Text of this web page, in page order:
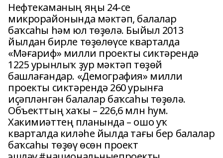
Нефтекаманың яңы 24-се
микрорайонында мәктәп, балалар
баҡсаһы һәм юл төҙөлә. Быйыл 2013
йылдан бирле төҙөлөүсе кварталда
«Мәғариф» милли проекты сиктәрендә
1225 урынлыҡ ҙур мәктәп төҙөй
башлағандар. «Демография» милли
проекты сиктәрендә 260 урынға
иҫәпләнгән балалар баҡсаһы төҙөлә.
Объекттың хаҡы – 226,6 млн һум.
Хакимиәттең планында – ошо уҡ
кварталда киләһе йылда тағы бер балалар
баҡсаһы төҙөү өсөн проект